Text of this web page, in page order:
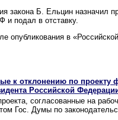
закона Б. Ельцин назначил
и подал в отставку.
опубликования в
к отклонению по проекту
Российской
согласованные на
Гос. Думы по